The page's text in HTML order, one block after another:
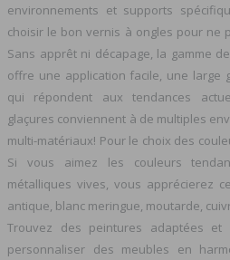
environnements et supports
choisir le bon vernis à ongles pour ne
Sans apprêt ni décapage, la gamme
offre une application facile, une large
qui répondent aux tendances
glaçures conviennent à de multiples
multi-matériaux! Pour le choix des
Si vous aimez les couleurs
métalliques vives, vous apprécierez
antique, blanc meringue, moutarde,
Trouvez des peintures adaptées
personnaliser des meubles en